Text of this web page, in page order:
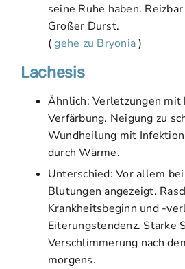
seine Ruhe haben.
Großer Durst.
(gehe zu Bryonia)
Lachesis
Ähnlich: Verletzungen mit
Verfärbung. Neigung zu
Wundheilung mit
durch Wärme.
Unterschied: Vor allem
Blutungen angezeigt.
Krankheitsbeginn und -
Eiterungstendenz. Starke
Verschlimmerung nach
morgens.